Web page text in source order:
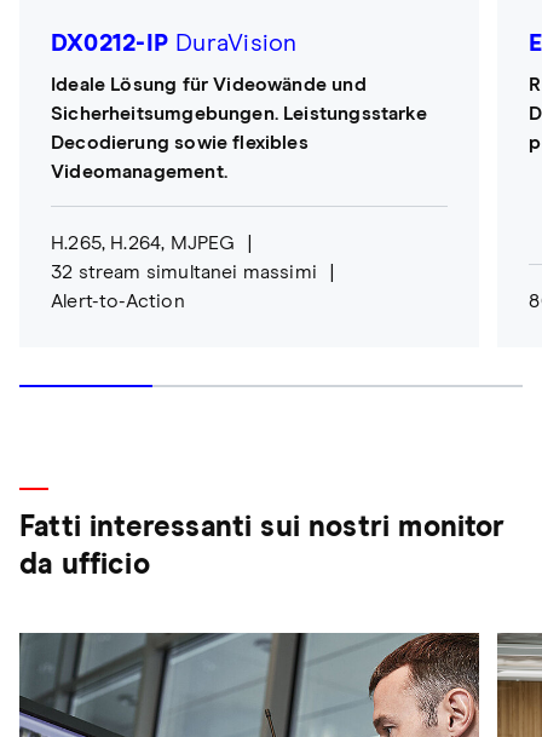
DX0212-IPDuraVision
Ideale Lösung für Videowände und
Sicherheitsumgebungen. Leistungsstarke
Decodierung sowie flexibles
Videomanagement.
H.265, H.264, MJPEG
32 stream simultanei massimi
Alert-to-Action
Fatti interessanti sui nostri monitor
da ufficio